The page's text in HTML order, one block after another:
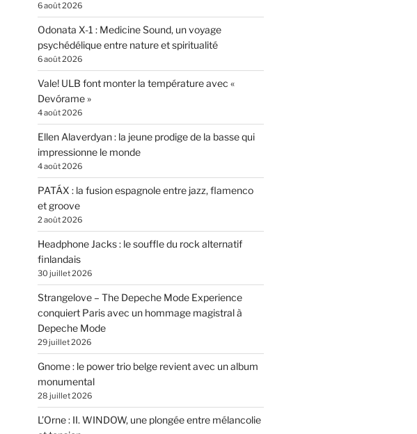
6 août 2026
Odonata X-1 : Medicine Sound, un voyage
psychédélique entre nature et spiritualité
6 août 2026
Vale! ULB font monter la température avec «
Devórame »
4 août 2026
Ellen Alaverdyan : la jeune prodige de la basse qui
impressionne le monde
4 août 2026
PATÁX : la fusion espagnole entre jazz, flamenco
et groove
2 août 2026
Headphone Jacks : le souffle du rock alternatif
finlandais
30 juillet 2026
Strangelove – The Depeche Mode Experience
conquiert Paris avec un hommage magistral à
Depeche Mode
29 juillet 2026
Gnome : le power trio belge revient avec un album
monumental
28 juillet 2026
L’Orne : II. WINDOW, une plongée entre mélancolie